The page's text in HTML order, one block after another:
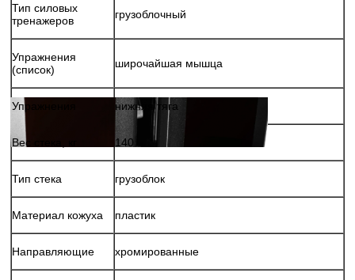
Тип силовых
тренажеров
грузоблочный
Упражнения
(список)
широчайшая мышца
Упражнения нижняя тяга
Вес стека, кг 140
Тип стека грузоблок
Материал кожуха пластик
Направляющие хромированные